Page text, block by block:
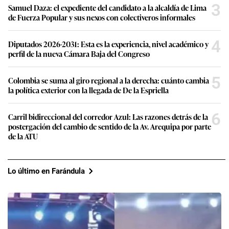
Samuel Daza: el expediente del candidato a la alcaldía de Lima
de Fuerza Popular y sus nexos con colectiveros informales
3
Diputados 2026-2031: Esta es la experiencia, nivel académico y
perfil de la nueva Cámara Baja del Congreso
4
Colombia se suma al giro regional a la derecha: cuánto cambia
la política exterior con la llegada de De la Espriella
5
Carril bidireccional del corredor Azul: Las razones detrás de la
postergación del cambio de sentido de la Av. Arequipa por parte
de la ATU
6
Lo último en Farándula